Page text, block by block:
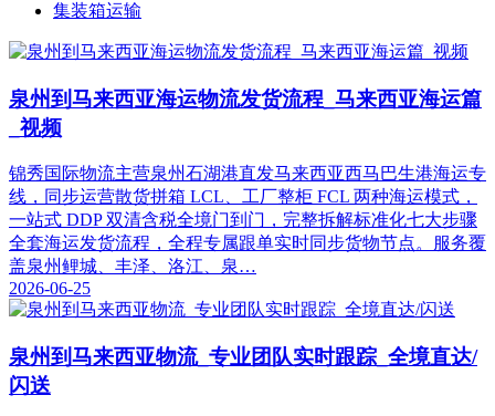
集装箱运输
泉州到马来西亚海运物流发货流程_马来西亚海运篇
_视频
锦秀国际物流主营泉州石湖港直发马来西亚西马巴生港海运专
线，同步运营散货拼箱 LCL、工厂整柜 FCL 两种海运模式，
一站式 DDP 双清含税全境门到门，完整拆解标准化七大步骤
全套海运发货流程，全程专属跟单实时同步货物节点。服务覆
盖泉州鲤城、丰泽、洛江、泉…
2026-06-25
泉州到马来西亚物流_专业团队实时跟踪_全境直达/
闪送